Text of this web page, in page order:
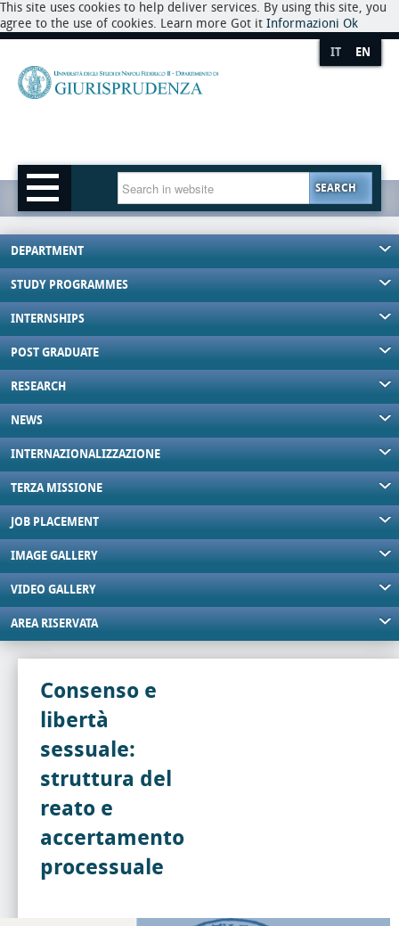
This site uses cookies to help deliver services. By using this site, you
agree to the use of cookies. Learn more Got it Informazioni Ok
IT EN
SEARCH
DEPARTMENT
STUDY PROGRAMMES
INTERNSHIPS
POST GRADUATE
RESEARCH
NEWS
INTERNAZIONALIZZAZIONE
TERZA MISSIONE
JOB PLACEMENT
IMAGE GALLERY
VIDEO GALLERY
AREA RISERVATA
Consenso e
libertà
sessuale:
struttura del
reato e
accertamento
processuale